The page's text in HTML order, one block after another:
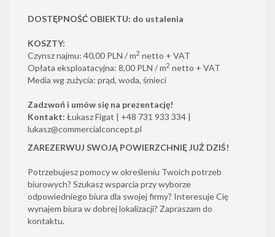
DOSTĘPNOŚĆ OBIEKTU: do ustalenia
KOSZTY:
Czynsz najmu: 40,00 PLN / m2 netto + VAT
Opłata eksploatacyjna: 8,00 PLN / m2 netto + VAT
Media wg zużycia: prąd, woda, śmieci
Zadzwoń i umów się na prezentację!
Kontakt: Łukasz Figat | +48 731 933 334 |
lukasz@commercialconcept.pl
ZAREZERWUJ SWOJĄ POWIERZCHNIĘ JUŻ DZIŚ!
Potrzebujesz pomocy w określeniu Twoich potrzeb
biurowych? Szukasz wsparcia przy wyborze
odpowiedniego biura dla swojej firmy? Interesuje Cię
wynajem biura w dobrej lokalizacji? Zapraszam do
kontaktu.